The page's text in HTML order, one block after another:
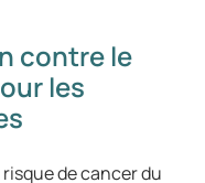
contre le
les
de cancer du